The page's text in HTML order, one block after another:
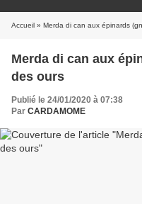
Accueil » Merda di can aux épinards
Merda di can aux
des ours
Publié le 24/01/2020 à 07:38
Par CARDAMOME